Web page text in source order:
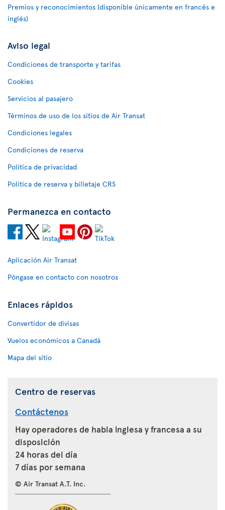
Premios y reconocimientos (disponible únicamente en francés e
inglés)
Aviso legal
Condiciones de transporte y tarifas
Cookies
Servicios al pasajero
Términos de uso de los sitios de Air Transat
Condiciones legales
Condiciones de reserva
Política de privacidad
Política de reserva y billetaje CRS
Permanezca en contacto
Aplicación Air Transat
Póngase en contacto con nosotros
Enlaces rápidos
Convertidor de divisas
Vuelos económicos a Canadá
Mapa del sitio
Centro de reservas
Contáctenos
Hay operadores de habla inglesa y francesa a su
disposición
24 horas del día
7 días por semana
© Air Transat A.T. Inc.